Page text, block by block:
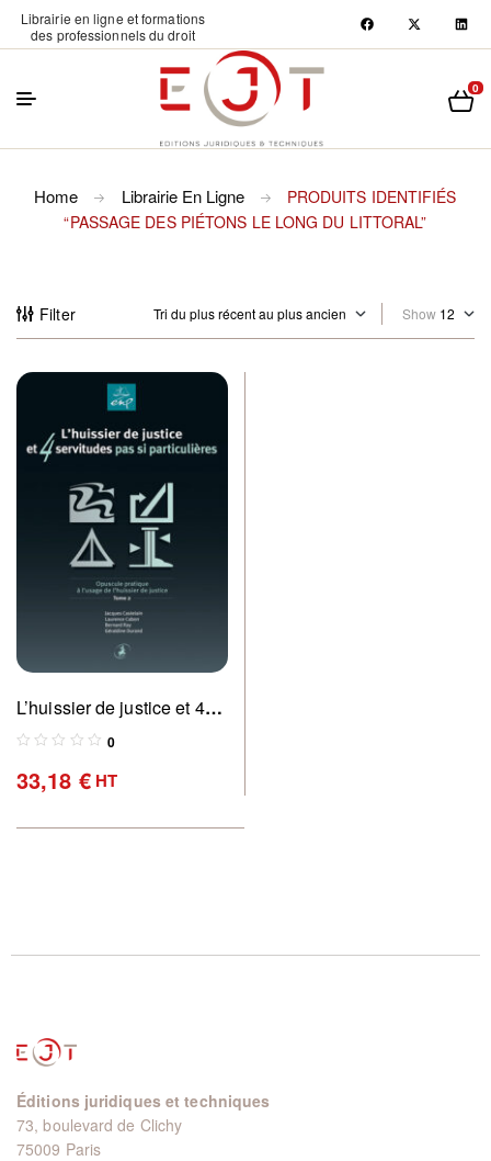
Librairie en ligne et formations
des professionnels du droit
0
Home Librairie En Ligne
PRODUITS IDENTIFIÉS
“PASSAGE DES PIÉTONS LE LONG DU LITTORAL”
Filter Show
L’huissier de justice et 4
servitudes pas si
0
33,18 €HT
Éditions juridiques et techniques
73, boulevard de Clichy
75009 Paris